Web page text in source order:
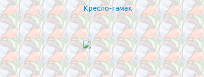
Кресло-гамак